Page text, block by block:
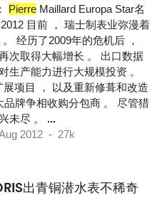
Pierre Maillard Europa Star名
目前 ， 瑞士制表业弥漫着
经历了2009年的危机后 ，
次取得大幅增长 。 出口数据
生产能力进行大规模投资 。
项目 ， 以及重新修葺和改造
牌争相收购分包商 。 尽管猎
未尽 。 ...
2012 - 27k
出青铜潜水表不稀奇